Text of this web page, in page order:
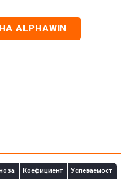
ALPHAWIN
Коефициент Успеваемост